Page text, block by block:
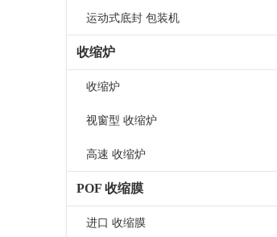
运动式底封 包装机
收缩炉
收缩炉
视窗型 收缩炉
高速 收缩炉
POF 收缩膜
进口 收缩膜